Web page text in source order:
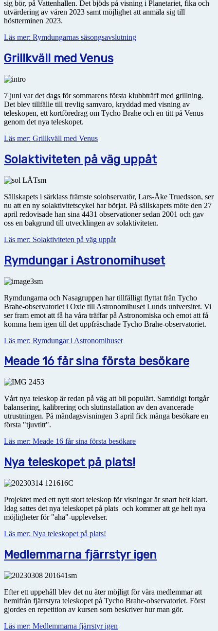
sig bör, på Vattenhallen. Det bjöds på visning i Planetariet, fika och
utvärdering av våren 2023 samt möjlighet att anmäla sig till
höstterminen 2023.
Läs mer: Rymdungarnas säsongsavslutning
Grillkväll med Venus
7 juni var det dags för sommarens första klubbträff med grillning.
Det blev tillfälle till trevlig samvaro, kryddad med visning av
teleskopen, ett kortföredrag om Tycho Brahe och en titt på Venus
genom det nya teleskopet.
Läs mer: Grillkväll med Venus
Solaktiviteten på väg uppåt
Sällskapets i särklass främste solobservatör, Lars-Åke Truedsson, ser
nu att en ny solaktivitetscykel har börjat. På sällskapets möte den 27
april redovisade han sina 4431 observationer sedan 2001 och gav
oss en bakgrund till utvecklingen av solaktiviteten.
Läs mer: Solaktiviteten på väg uppåt
Rymdungar i Astronomihuset
Rymdungarna och Nasagruppen har tillfälligt flyttat från Tycho
Brahe-observatoriet i Oxie till Astronomihuset Lunds universitet. Vi
ser fram emot att få ha våra träffar på Astronomiska och emot att få
komma hem igen till det uppfräschade Tycho Brahe-observatoriet.
Läs mer: Rymdungar i Astronomihuset
Meade 16 får sina första besökare
Vårt nya teleskop är redan på väg att bli populärt. Samtidigt fortgår
balansering, kalibrering och slutinstallation av den avancerade
utrustningen. På måndagsvisningen 3 april fick många besökare en
första "tjuvtitt".
Läs mer: Meade 16 får sina första besökare
Nya teleskopet på plats!
Projektet med ett nytt stort teleskop för visningar är snart helt klart.
Idag sattes det nya teleskopet på plats och kommer att ge helt nya
möjligheter för "aha"-upplevelser.
Läs mer: Nya teleskopet på plats!
Medlemmarna fjärrstyr igen
Efter ett uppehåll blev det nu åter möjligt för våra medlemmar att
hemifrån fjärrstyra teleskopet på Tycho Brahe-observatoriet. Först
gjordes en repetition av kursen som beskriver hur man gör.
Läs mer: Medlemmarna fjärrstyr igen